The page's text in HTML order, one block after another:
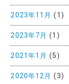
2023年11月 (1)
2023年7月 (1)
2021年1月 (5)
2020年12月 (3)